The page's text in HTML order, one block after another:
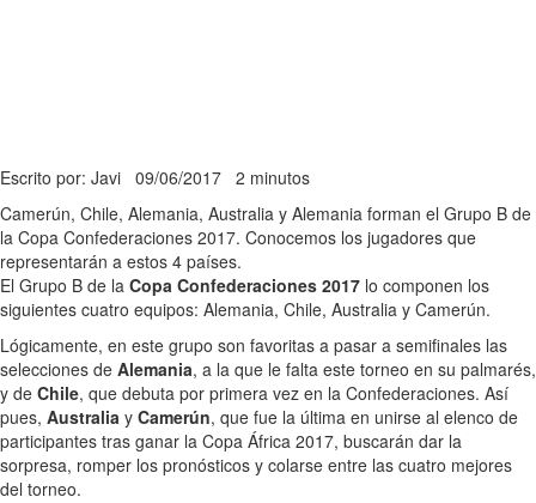
Escrito por: Javi 09/06/2017 2 minutos
Camerún, Chile, Alemania, Australia y Alemania forman el Grupo B de
la Copa Confederaciones 2017. Conocemos los jugadores que
representarán a estos 4 países.
El Grupo B de la Copa Confederaciones 2017 lo componen los
siguientes cuatro equipos: Alemania, Chile, Australia y Camerún.
Lógicamente, en este grupo son favoritas a pasar a semifinales las
selecciones de Alemania, a la que le falta este torneo en su palmarés,
y de Chile, que debuta por primera vez en la Confederaciones. Así
pues, Australia y Camerún, que fue la última en unirse al elenco de
participantes tras ganar la Copa África 2017, buscarán dar la
sorpresa, romper los pronósticos y colarse entre las cuatro mejores
del torneo.